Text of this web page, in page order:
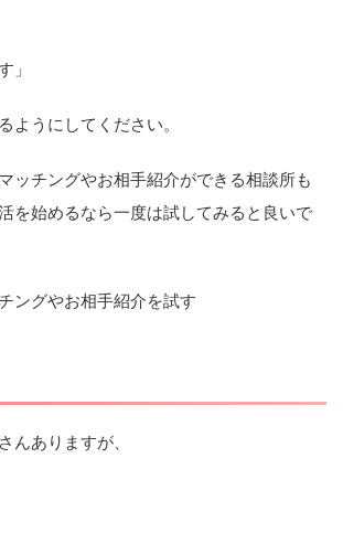
」
ようにしてください。
ッチングやお相手紹介ができる相談所も
を始めるなら一度は試してみると良いで
ングやお相手紹介を試す
んありますが、